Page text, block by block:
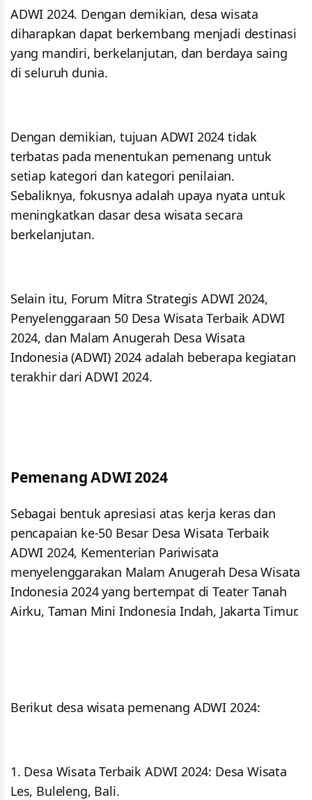
ADWI 2024. Dengan demikian, desa wisata
diharapkan dapat berkembang menjadi destinasi
yang mandiri, berkelanjutan, dan berdaya saing
di seluruh dunia.
Dengan demikian, tujuan ADWI 2024 tidak
terbatas pada menentukan pemenang untuk
setiap kategori dan kategori penilaian.
Sebaliknya, fokusnya adalah upaya nyata untuk
meningkatkan dasar desa wisata secara
berkelanjutan.
Selain itu, Forum Mitra Strategis ADWI 2024,
Penyelenggaraan 50 Desa Wisata Terbaik ADWI
2024, dan Malam Anugerah Desa Wisata
Indonesia (ADWI) 2024 adalah beberapa kegiatan
terakhir dari ADWI 2024.
Pemenang ADWI 2024
Sebagai bentuk apresiasi atas kerja keras dan
pencapaian ke-50 Besar Desa Wisata Terbaik
ADWI 2024, Kementerian Pariwisata
menyelenggarakan Malam Anugerah Desa Wisata
Indonesia 2024 yang bertempat di Teater Tanah
Airku, Taman Mini Indonesia Indah, Jakarta Timur.
Berikut desa wisata pemenang ADWI 2024:
1. Desa Wisata Terbaik ADWI 2024: Desa Wisata
Les, Buleleng, Bali.